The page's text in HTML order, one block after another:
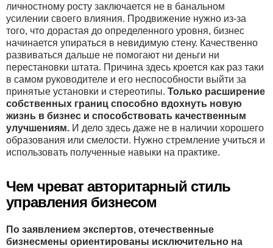
личностному росту заключается не в банальном
усилении своего влияния. Продвижение нужно из-за
того, что дорастая до определенного уровня, бизнес
начинается упираться в невидимую стену. Качественно
развиваться дальше не помогают ни деньги ни
перестановки штата. Причина здесь кроется как раз таки
в самом руководителе и его неспособности выйти за
принятые установки и стереотипы. Только расширение
собственных границ способно вдохнуть новую
жизнь в бизнес и способствовать качественным
улучшениям. И дело здесь даже не в наличии хорошего
образования или смелости. Нужно стремление учиться и
использовать полученные навыки на практике.
Чем чреват авторитарный стиль
управления бизнесом
По заявлением экспертов, отечественные
бизнесмены ориентированы исключительно на